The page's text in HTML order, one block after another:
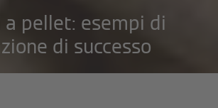
a pellet: esempi di
di successo